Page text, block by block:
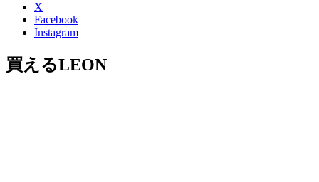
X
Facebook
Instagram
買えるLEON